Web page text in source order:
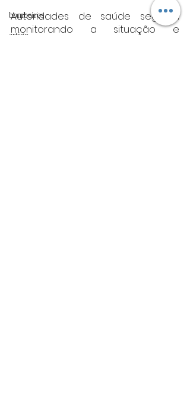
bombeiros
artigo
Autoridades de saúde seguem
monitorando a situação e